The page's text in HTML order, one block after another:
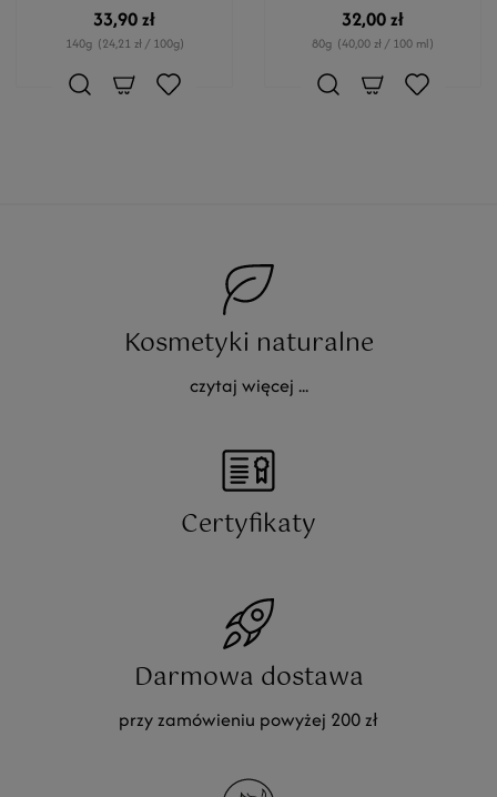
33,90 zł
140g (24,21 zł / 100g)
32,00 zł
80g (40,00 zł / 100 ml)
Kosmetyki naturalne
czytaj więcej ...
Certyfikaty
Darmowa dostawa
przy zamówieniu powyżej 200 zł